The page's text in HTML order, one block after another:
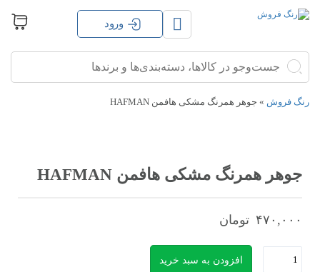
جستجو
برای:
جستجو
ورود
رنگ فروش » جوهر همرنگ مشکی هافمن HAFMAN
جوهر همرنگ مشکی هافمن HAFMAN
تومان ۴۷۰,۰۰۰
جوهر افزودن به سبد خرید